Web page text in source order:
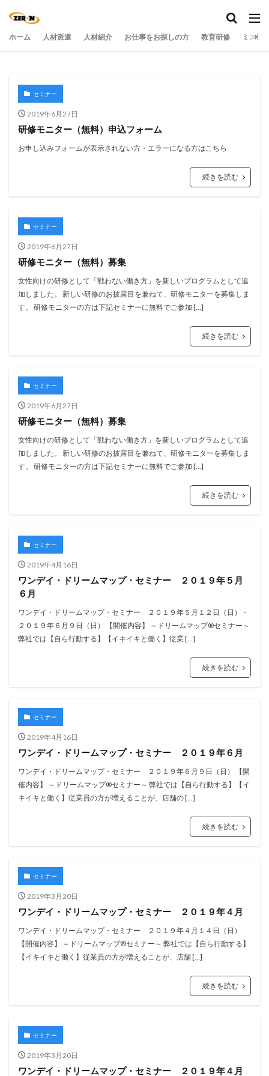
ホーム 人材派遣 人材紹介 お仕事をお探しの方 教育研修 ミステ
セミナー
2019年6月27日
研修モニター（無料）申込フォーム
お申し込みフォームが表示されない方・エラーになる方はこちら
続きを読む
セミナー
2019年6月27日
研修モニター（無料）募集
女性向けの研修として「戦わない働き方」を新しいプログラムとして追
加しました。 新しい研修のお披露目を兼ねて、研修モニターを募集しま
す。 研修モニターの方は下記セミナーに無料でご参加 […]
続きを読む
セミナー
2019年6月27日
研修モニター（無料）募集
女性向けの研修として「戦わない働き方」を新しいプログラムとして追
加しました。 新しい研修のお披露目を兼ねて、研修モニターを募集しま
す。 研修モニターの方は下記セミナーに無料でご参加 […]
続きを読む
セミナー
2019年4月16日
ワンデイ・ドリームマップ・セミナー ２０１９年５月
６月
ワンデイ・ドリームマップ・セミナー ２０１９年５月１２日（日）・
２０１９年６月９日（日） 【開催内容】 ～ドリームマップ®セミナー～
弊社では【自ら行動する】【イキイキと働く】従業 […]
続きを読む
セミナー
2019年4月16日
ワンデイ・ドリームマップ・セミナー ２０１９年６月
ワンデイ・ドリームマップ・セミナー ２０１９年６月９日（日） 【開
催内容】 ～ドリームマップ®セミナー～ 弊社では【自ら行動する】【イ
キイキと働く】従業員の方が増えることが、店舗の […]
続きを読む
セミナー
2019年3月20日
ワンデイ・ドリームマップ・セミナー ２０１９年４月
ワンデイ・ドリームマップ・セミナー ２０１９年４月１４日（日）
【開催内容】 ～ドリームマップ®セミナー～ 弊社では【自ら行動する】
【イキイキと働く】従業員の方が増えることが、店舗 […]
続きを読む
セミナー
2019年3月20日
ワンデイ・ドリームマップ・セミナー ２０１９年４月